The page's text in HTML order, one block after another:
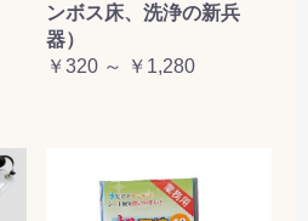
ンボス床、洗浄の新兵
器）
￥320 ～ ￥1,280